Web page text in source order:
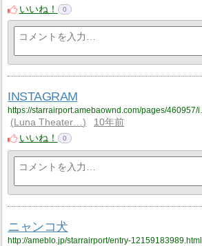
いいね！
0
INSTAGRAM
Luna Theater…
10年前
いいね！
0
ニャンコ犬
http://ameblo.jp/starrairport/entry-12159183989.html